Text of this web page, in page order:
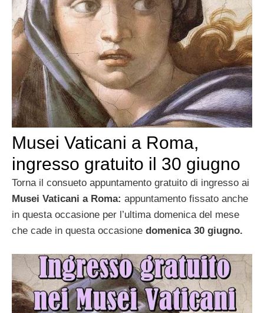
Musei Vaticani a Roma,
ingresso gratuito il 30 giugno
Torna il consueto appuntamento gratuito di ingresso ai
Musei Vaticani a Roma: appuntamento fissato anche
in questa occasione per l’ultima domenica del mese
che cade in questa occasione domenica 30 giugno.